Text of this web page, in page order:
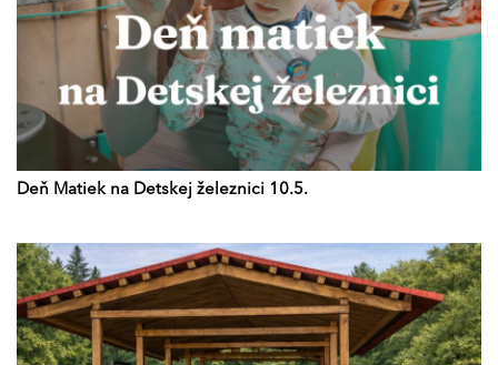
Deň Matiek na Detskej železnici 10.5.